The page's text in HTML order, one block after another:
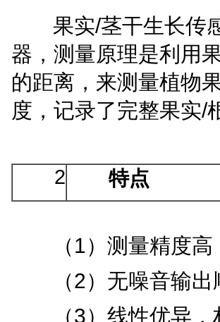
果实/茎干生长传
器，测量原理是利用
的距离，来测量植物
度，记录了完整果实/
2 特点
（1）测量精度
（2）无噪音输
（3）线性优异